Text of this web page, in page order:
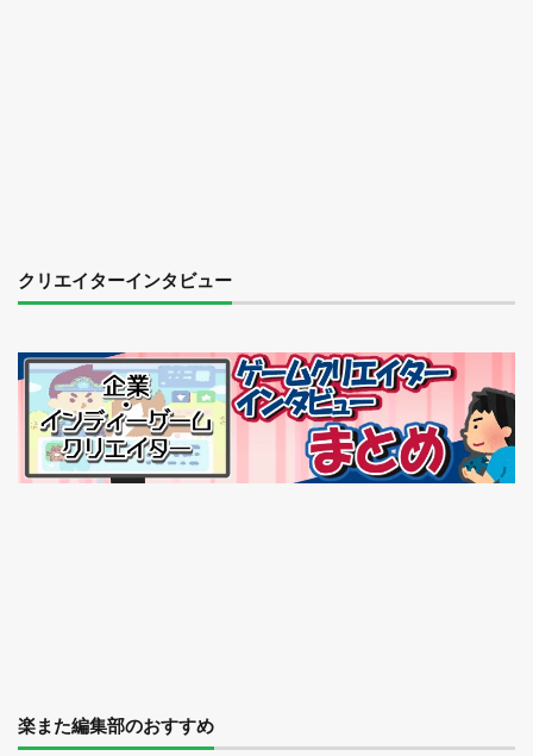
クリエイターインタビュー
楽また編集部のおすすめ